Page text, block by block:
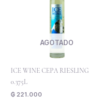
AGOTADO
ICE WINE CEPA RIESLING
0.375L
₲221.000